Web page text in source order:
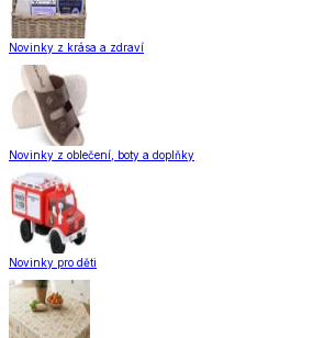
Novinky z krása a zdraví
Novinky z oblečení, boty a doplňky
Novinky pro děti